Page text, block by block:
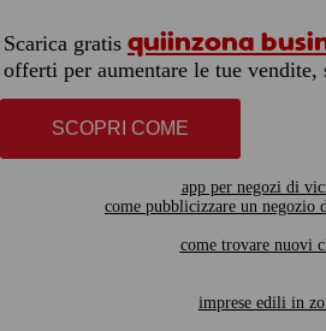
Scarica gratis quiinzona
offerti per aumentare le tue vendite,
SCOPRI COME
app per negozi di
come pubblicizzare un negozio
come trovare nuovi
imprese edili in